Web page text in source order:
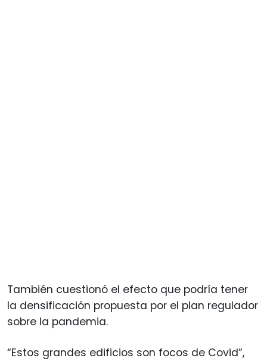
También cuestionó el efecto que podría tener
la densificación propuesta por el plan regulador
sobre la pandemia.
“Estos grandes edificios son focos de Covid”,